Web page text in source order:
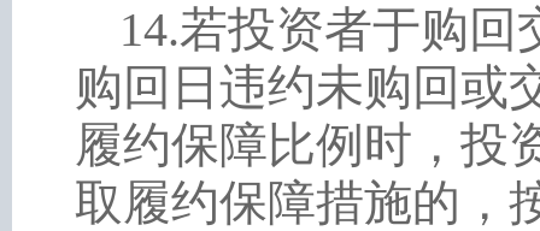
14.若投资者于购回
购回日违约未购回或
履约保障比例时，投
取履约保障措施的，